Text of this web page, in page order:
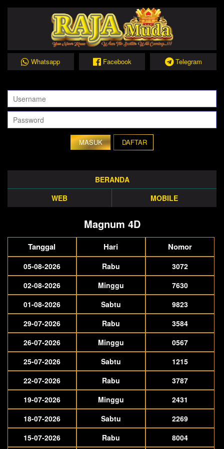
Whatsapp Facebook Telegram
DAFTAR
BERANDA
WEB
MOBILE
Magnum 4D
Tanggal Hari Nomor
05-08-2026 Rabu
3072
02-08-2026
Minggu
7630
01-08-2026
Sabtu
9823
29-07-2026
Rabu
3584
26-07-2026
Minggu
0567
25-07-2026
Sabtu
1215
22-07-2026
Rabu
3787
19-07-2026
Minggu
2431
18-07-2026
Sabtu
2269
15-07-2026
Rabu 8004